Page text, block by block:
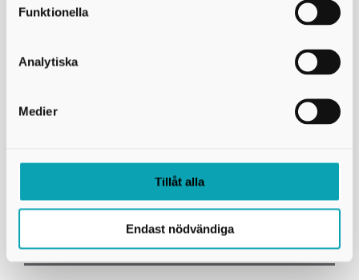
Funktionella
Analytiska
Medier
Tillåt alla
Endast nödvändiga
Taxa för prövning och tillsyn inom miljöbalkens område
Taxa för offentlig kontroll inom livsmedelslagstiftningen
Taxa för tillsyn enligt lagen om sprängämnesprekursorer
Taxa för tillsyn inom strålskyddslagens område (solarier)